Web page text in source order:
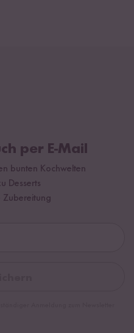
per E-Mail
bunten Kochwelten
Desserts
Zubereitung